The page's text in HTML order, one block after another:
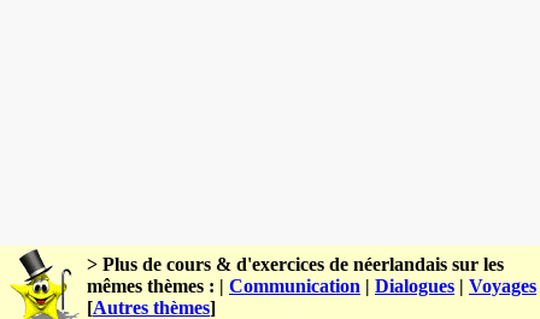
> Plus de cours & d'exercices de néerlandais sur les
mêmes thèmes : | Communication | Dialogues | Voyages
[Autres thèmes]